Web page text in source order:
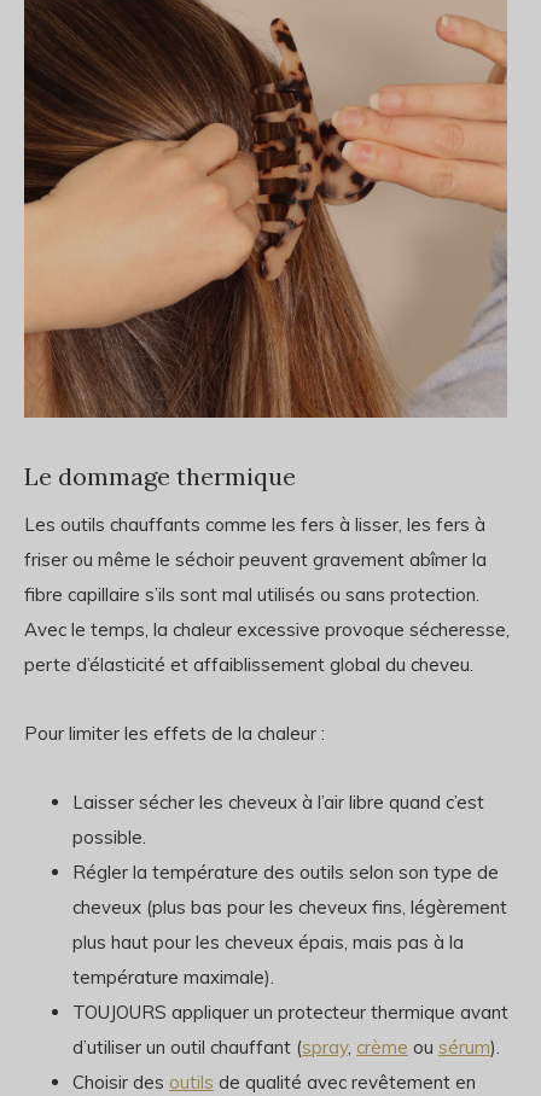
Le dommage thermique
Les outils chauffants comme les fers à lisser, les fers à
friser ou même le séchoir peuvent gravement abîmer la
fibre capillaire s’ils sont mal utilisés ou sans protection.
Avec le temps, la chaleur excessive provoque sécheresse,
perte d’élasticité et affaiblissement global du cheveu.
Pour limiter les effets de la chaleur :
Laisser sécher les cheveux à l’air libre quand c’est
possible.
Régler la température des outils selon son type de
cheveux (plus bas pour les cheveux fins, légèrement
plus haut pour les cheveux épais, mais pas à la
température maximale).
TOUJOURS appliquer un protecteur thermique avant
d’utiliser un outil chauffant (spray, crème ou sérum).
Choisir des outils de qualité avec revêtement en